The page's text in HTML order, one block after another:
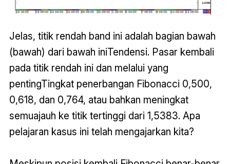
Jelas, titik rendah band ini adalah bagian bawah
(bawah) dari bawah iniTendensi. Pasar kembali
pada titik rendah ini dan melalui yang
pentingTingkat penerbangan Fibonacci 0,500,
0,618, dan 0,764, atau bahkan meningkat
semuajauh ke titik tertinggi dari 1,5383. Apa
pelajaran kasus ini telah mengajarkan kita?